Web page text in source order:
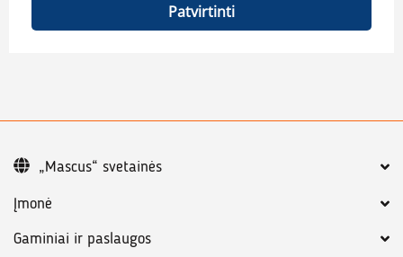
Patvirtinti
Įmonė
Gaminiai ir paslaugos
„Mascus“ svetainės